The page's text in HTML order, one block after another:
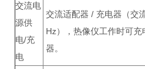
交流电
源供
电/充
电
交流适配器 / 充电器（交流
Hz），热像仪工作时可
器。